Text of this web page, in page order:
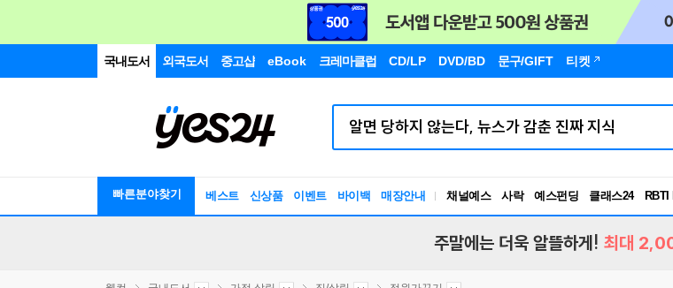
국내도서 외국도서 중고샵 eBook 크레마클럽 CD/LP DVD/BD 문구/GIFT 티켓
빠른분야찾기 베스트 신상품 이벤트 바이백 매장안내 채널예스 사락 예스펀딩 클래스24
독서
주말에는 더욱 알뜰하게! 최대